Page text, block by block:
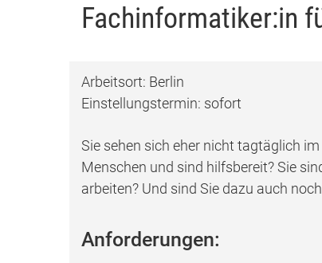
Fachinformatiker:in
Arbeitsort: Berlin
Einstellungstermin: sofort
Sie sehen sich eher nicht tagtäglich
Menschen und sind hilfsbereit? Sie
arbeiten? Und sind Sie dazu auch
Anforderungen: